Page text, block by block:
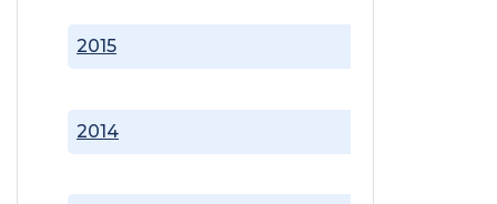
2014
2015